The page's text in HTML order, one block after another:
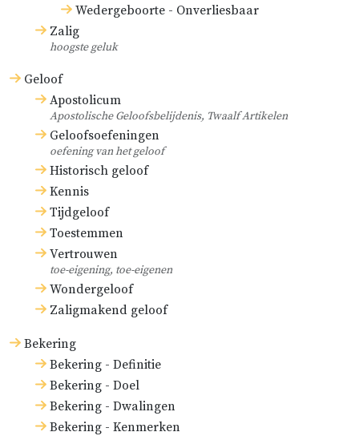
Wedergeboorte - Onverliesbaar
Zalig
hoogste geluk
Geloof
Apostolicum
Apostolische Geloofsbelijdenis, Twaalf Artikelen
Geloofsoefeningen
oefening van het geloof
Historisch geloof
Kennis
Tijdgeloof
Toestemmen
Vertrouwen
toe-eigening, toe-eigenen
Wondergeloof
Zaligmakend geloof
Bekering
Bekering - Definitie
Bekering - Doel
Bekering - Dwalingen
Bekering - Kenmerken